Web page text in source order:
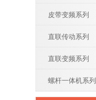
皮带变频系列
直联传动系列
直联变频系列
螺杆一体机系列